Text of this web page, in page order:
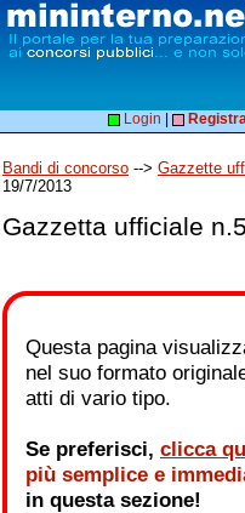
Login
Bandi di concorso --> Gazzette
19/7/2013
Gazzetta ufficiale
Questa pagina
nel suo formato
atti di vario tipo.
Se preferisci, clicca
più semplice e
in questa sezione!